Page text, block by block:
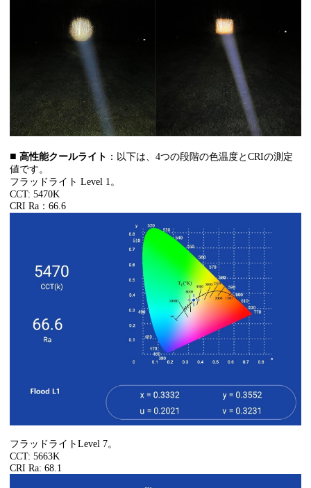
■ 高性能クールライト ： 以下は、4つの段階の色温度とCRIの測定
値です。
フラッドライト Level 1。
CCT: 5470K
CRI Ra：66.6
フラッドライトLevel 7。
CCT: 5663K
CRI Ra: 68.1